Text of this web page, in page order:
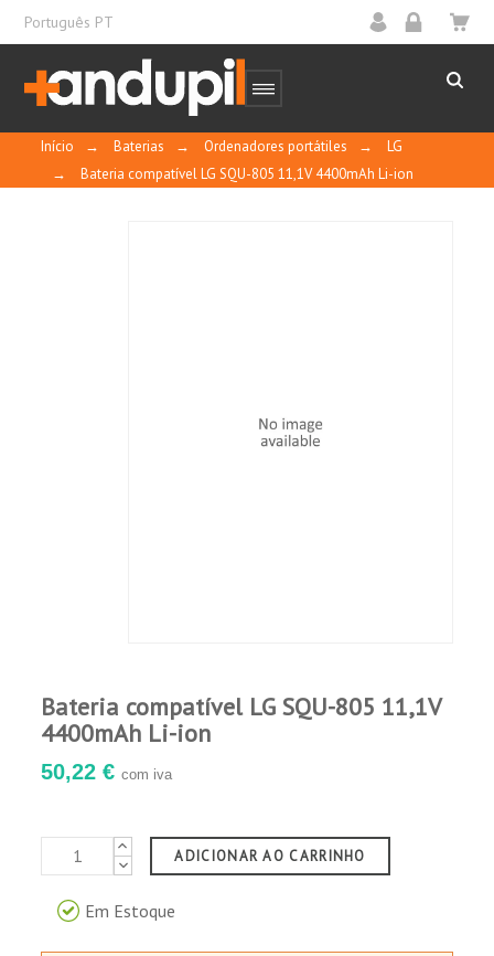
Português PT
Início → Baterias → Ordenadores portátiles →
LG
→
Bateria compatível LG SQU-805 11,1V 4400mAh Li-ion
Bateria compatível LG SQU-805 11,1V
4400mAh Li-ion
50,22 € com iva
ADICIONAR AO CARRINHO
Em Estoque